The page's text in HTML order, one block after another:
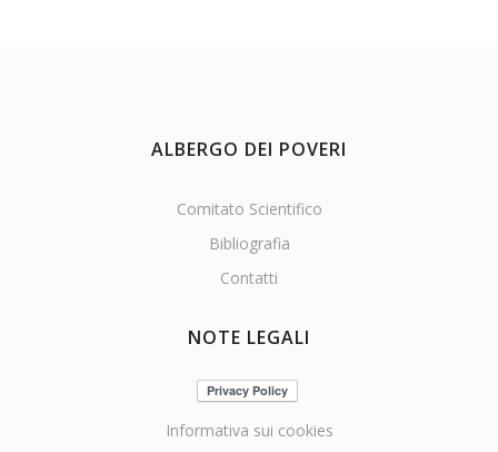
ALBERGO DEI POVERI
Comitato Scientifico
Bibliografia
Contatti
NOTE LEGALI
Informativa sui cookies